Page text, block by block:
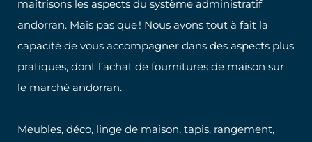
maîtrisons les aspects du système administratif
andorran. Mais pas que ! Nous avons tout à fait la
capacité de vous accompagner dans des aspects plus
pratiques, dont l’achat de fournitures de maison sur
le marché andorran.
Meubles, déco, linge de maison, tapis, rangement,